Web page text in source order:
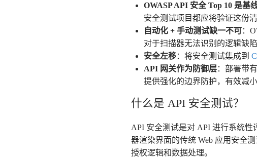
OWASP API 安全 Top 10 是基
安全测试项目都应将验证这份
自动化 + 手动测试缺一不可 ：
对于扫描器无法识别的逻辑缺
安全左移：将安全测试集成到
API 网关作为防御层：部署带
提供强化的边界防护，有效减小
什么是 API 安全测试？
API 安全测试是对 API 进行系统
器渲染界面的传统 Web 应用安全
授权逻辑和数据处理。